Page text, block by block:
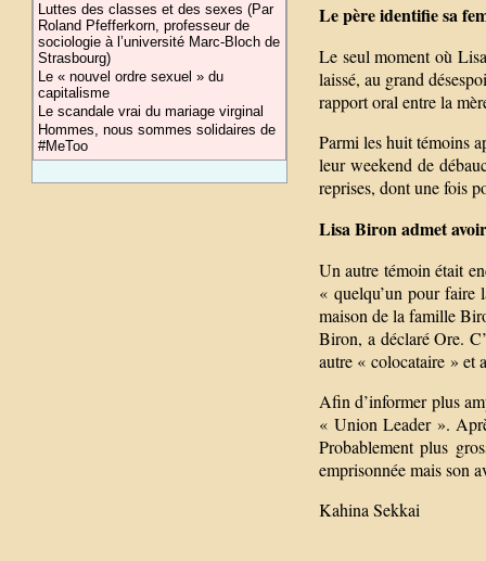
Luttes des classes et des sexes (Par
Roland Pfefferkorn, professeur de
sociologie à l’université Marc-Bloch de
Strasbourg)
Le « nouvel ordre sexuel » du
capitalisme
Le scandale vrai du mariage virginal
Hommes, nous sommes solidaires de
#MeToo
Le père identifie sa
Le seul moment où
laissé, au grand
rapport oral entre la
Parmi les huit témoins
leur weekend de
reprises, dont une fois
Lisa Biron admet
Un autre témoin était
« quelqu’un pour faire
maison de la famille
Biron, a déclaré Ore.
autre « colocataire » et
Afin d’informer plus
« Union Leader ».
Probablement plus
emprisonnée mais son
Kahina Sekkai